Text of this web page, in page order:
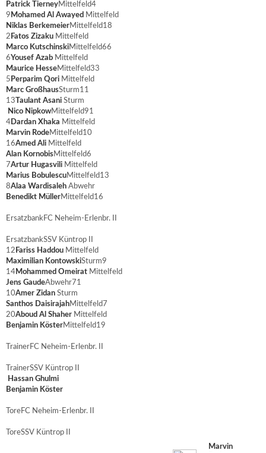
Patrick TierneyMittelfeld4
9 Mohamed Al Awayed Mittelfeld
Niklas BerkemeierMittelfeld18
2 Fatos Zizaku Mittelfeld
Marco KutschinskiMittelfeld66
6Yousef Azab Mittelfeld
Maurice HesseMittelfeld33
5 Perparim Qori Mittelfeld
Marc GroßhausSturm11
13 Taulant Asani Sturm
Nico NipkowMittelfeld91
4Dardan Xhaka Mittelfeld
Marvin RodeMittelfeld10
16Amed Ali Mittelfeld
Alan KornobisMittelfeld6
7Artur Hugasvili Mittelfeld
Marius BobulescuMittelfeld13
8Alaa Wardisaleh Abwehr
Benedikt MüllerMittelfeld16
ErsatzbankFC Neheim-Erlenbr. II
ErsatzbankSSV Küntrop II
12 Fariss Haddou Mittelfeld
Maximilian KontowskiSturm9
14Mohammed Omeirat Mittelfeld
Jens GaudeAbwehr71
10Amer Zidan Sturm
Santhos DaisirajahMittelfeld7
20Aboud Al Shaher Mittelfeld
Benjamin KösterMittelfeld19
TrainerFC Neheim-Erlenbr. II
TrainerSSV Küntrop II
Hassan Ghulmi
Benjamin Köster
ToreFC Neheim-Erlenbr. II
ToreSSV Küntrop II
Marvin